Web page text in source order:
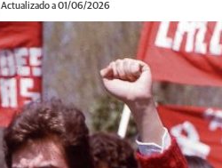
Actualizado a 01/06/2026